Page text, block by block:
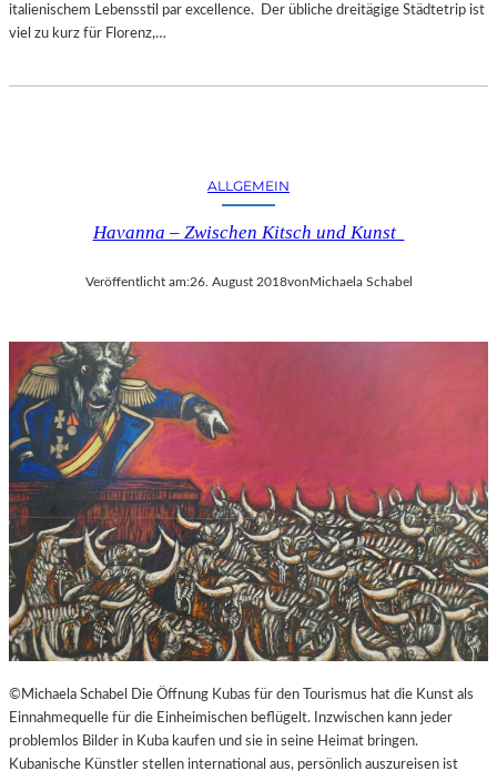
italienischem Lebensstil par excellence. Der übliche dreitägige Städtetrip ist
viel zu kurz für Florenz,…
ALLGEMEIN
Havanna – Zwischen Kitsch und Kunst
Veröffentlicht am:26. August 2018vonMichaela Schabel
©Michaela Schabel Die Öffnung Kubas für den Tourismus hat die Kunst als
Einnahmequelle für die Einheimischen beflügelt. Inzwischen kann jeder
problemlos Bilder in Kuba kaufen und sie in seine Heimat bringen.
Kubanische Künstler stellen international aus, persönlich auszureisen ist